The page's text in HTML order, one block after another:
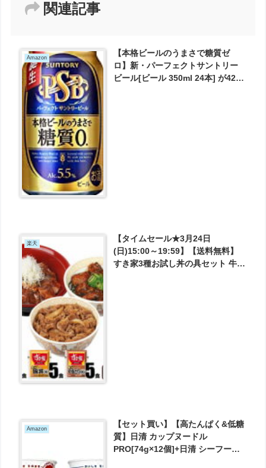
関連記事
Amazon
【本格ビールのうまさで糖質ゼ
ロ】新・パーフェクトサントリー
ビール[ビール 350ml 24本] が4256
楽天
【タイムセール★3月24日
(日)15:00～19:59】【送料無料】
すき家3種お試し丼の具セット 牛丼
Amazon
【セット買い】【高たんぱく&低糖
質】日清 カップヌードル
PRO[74g×12個]+日清 シーフード